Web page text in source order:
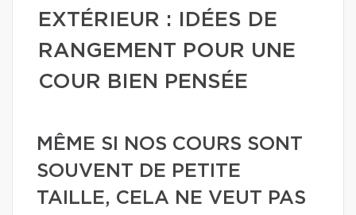
EXTÉRIEUR : IDÉES DE
RANGEMENT POUR UNE
COUR BIEN PENSÉE
MÊME SI NOS COURS SONT
SOUVENT DE PETITE
TAILLE, CELA NE VEUT PAS